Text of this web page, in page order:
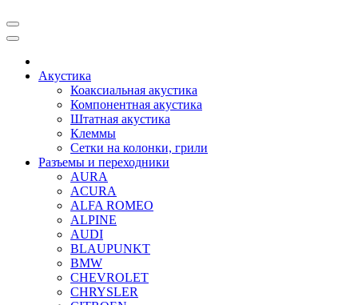
Акустика
Коаксиальная акустика
Компонентная акустика
Штатная акустика
Клеммы
Сетки на колонки, грили
Разъемы и переходники
AURA
ACURA
ALFA ROMEO
ALPINE
AUDI
BLAUPUNKT
BMW
CHEVROLET
CHRYSLER